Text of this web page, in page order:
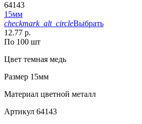
64143
15мм
checkmark_alt_circleВыбрать
12.77 р.
По 100 шт
Цвет темная медь
Размер 15мм
Материал цветной металл
Артикул 64143